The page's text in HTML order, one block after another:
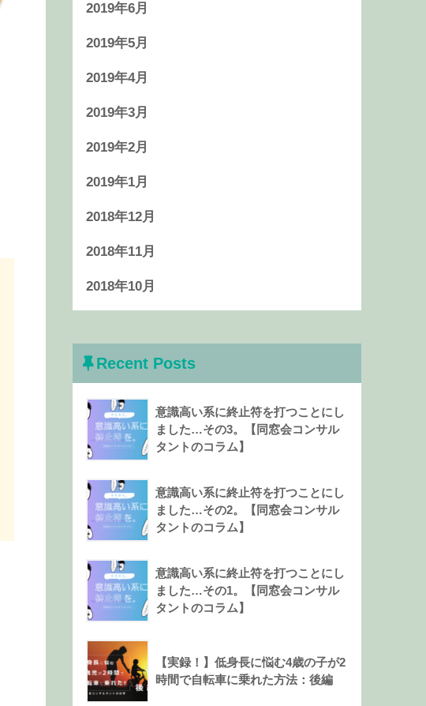
2019年6月
2019年5月
2019年4月
2019年3月
2019年2月
2019年1月
2018年12月
2018年11月
2018年10月
Recent Posts
意識高い系に終止符を打つことにし
ました…その3。【同窓会コンサル
タントのコラム】
意識高い系に終止符を打つことにし
ました…その2。【同窓会コンサル
タントのコラム】
意識高い系に終止符を打つことにし
ました…その1。【同窓会コンサル
タントのコラム】
【実録！】低身長に悩む4歳の子が2
時間で自転車に乗れた方法：後編